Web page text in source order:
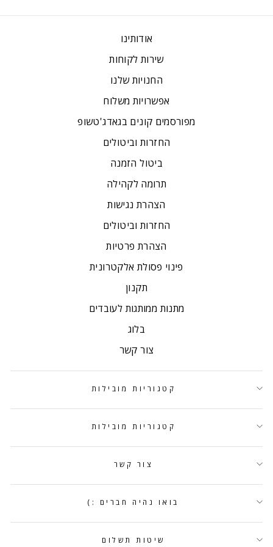
אודותינו
שירות לקוחות
החנויות שלנו
אפשרויות משלוח
מפורסמים קונים בגאדג'טשופ
החזרות וביטולים
ביטול הזמנה
תרומה לקהילה
הצהרת נגישות
החזרות וביטולים
הצהרת פרטיות
פינוי פסולת אלקטרונית
תקנון
מתנות ממותגות לעובדים
בלוג
צור קשר
קטגוריות מובילות
קטגוריות מובילות
צור קשר
בואו נהיה חברים :)
שיטות תשלום